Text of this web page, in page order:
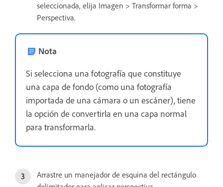
seleccionada, elija Imagen > Transformar forma >
Perspectiva.
Nota
Si selecciona una fotografía que constituye
una capa de fondo (como una fotografía
importada de una cámara o un escáner), tiene
la opción de convertirla en una capa normal
para transformarla.
Arrastre un manejador de esquina del rectángulo